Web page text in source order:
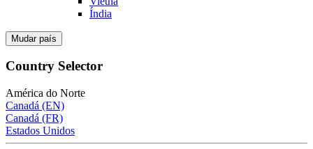
Índia
Mudar país
Country Selector
América do Norte
Canadá (EN)
Canadá (FR)
Estados Unidos